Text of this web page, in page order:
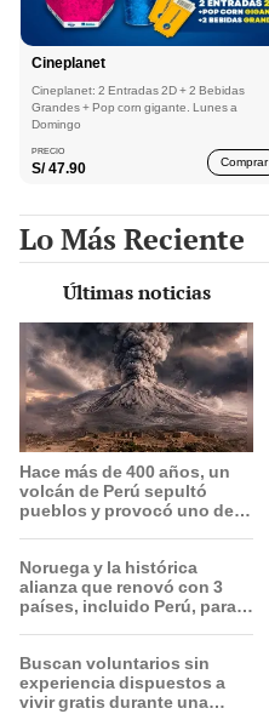
Cineplanet
Cineplanet: 2 Entradas 2D + 2 Bebidas
Grandes + Pop corn gigante. Lunes a
Domingo
PRECIO
S/47.90 Comprar
Lo Más Reciente
Últimas noticias
Hace más de 400 años, un
volcán de Perú sepultó
pueblos y provocó uno de
monitoreo
Noruega y la histórica
alianza que renovó con 3
países, incluido Perú, para
Buscan voluntarios sin
experiencia dispuestos a
vivir gratis durante una